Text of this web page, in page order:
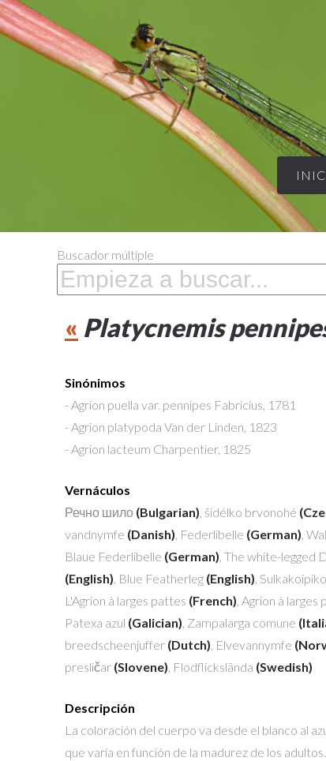
Buscador múltiple
« Platycnemis
Sinónimos
- Agrion puella var. pennipes Fabricius, 1781
- Agrion platypoda Van der Linden, 1823
- Agrion lacteum Charpentier, 1825
Vernáculos
Речно шило (Bulgarian), šidélko brvonohé
vandnymfe (Danish), Federlibelle (German),
Blaue Federlibelle (German), The white-legged
(English), Blue Featherleg (English),
L'Agrion à larges pattes (French), Agrion à larges
Patexa azul (Galician), Zampalarga comune
breedscheenjuffer (Dutch), Elvevannymfe
presličar (Slovene), Flodflickslända (Swedish)
Descripción
La coloración del cuerpo va desde el blanco al
que varía en función de la madurez de los